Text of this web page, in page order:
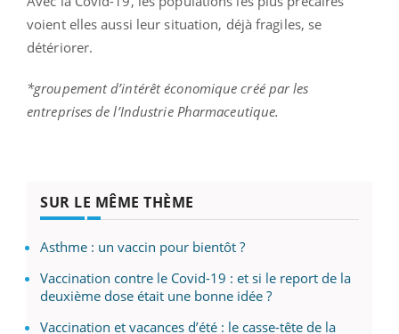
voient elles aussi leur situation, déjà fragiles, se
détériorer.
*groupement d’intérêt économique créé par les
entreprises de l’Industrie Pharmaceutique.
SUR LE MÊME THÈME
Asthme : un vaccin pour bientôt ?
Vaccination contre le Covid-19 : et si le report de la
deuxième dose était une bonne idée ?
Vaccination et vacances d’été : le casse-tête de la